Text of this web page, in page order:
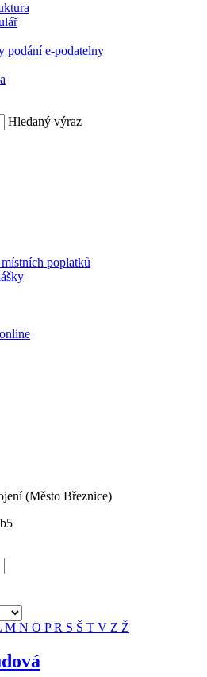
podání e-podatelny
Hledaný výraz
poplatků
(Město Březnice)
M N O PR S Š T V Z Ž